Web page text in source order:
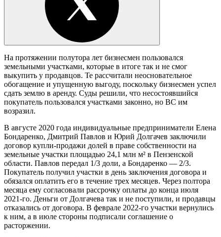
На протяжении полутора лет бизнесмен пользовался
земельными участками, которые в итоге так и не смог
выкупить у продавцов. Те рассчитали неосновательное
обогащение и упущенную выгоду, поскольку бизнесмен успел
сдать землю в аренду. Суды решили, что несостоявшийся
покупатель пользовался участками законно, но ВС им
возразил.
В августе 2020 года индивидуальные предприниматели Елена
Бондаренко, Дмитрий Павлов и Юрий Долгачев заключили
договор купли-продажи долей в праве собственности на
земельные участки площадью 24,1 млн м² в Пензенской
области. Павлов передал 1/3 доли, а Бондаренко — 2/3.
Покупатель получил участки в день заключения договора и
обязался оплатить его в течение трех месяцев. Через полтора
месяца ему согласовали рассрочку оплаты до конца июля
2021-го. Деньги от Долгачева так и не поступили, и продавцы
отказались от договора. В феврале 2022-го участки вернулись
к ним, а в июле стороны подписали соглашение о
расторжении.